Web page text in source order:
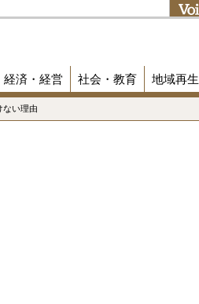
経済・経営 社会・教育 地域再生
ない理由